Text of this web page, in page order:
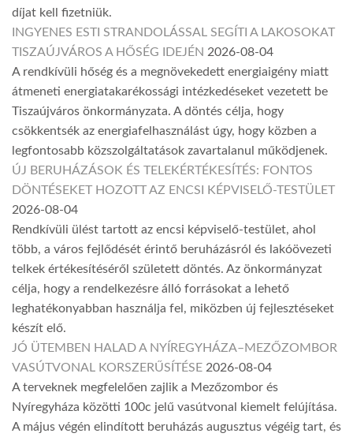
díjat kell fizetniük.
INGYENES ESTI STRANDOLÁSSAL SEGÍTI A LAKOSOKAT
TISZAÚJVÁROS A HŐSÉG IDEJÉN 2026-08-04
A rendkívüli hőség és a megnövekedett energiaigény miatt
átmeneti energiatakarékossági intézkedéseket vezetett be
Tiszaújváros önkormányzata. A döntés célja, hogy
csökkentsék az energiafelhasználást úgy, hogy közben a
legfontosabb közszolgáltatások zavartalanul működjenek.
ÚJ BERUHÁZÁSOK ÉS TELEKÉRTÉKESÍTÉS: FONTOS
DÖNTÉSEKET HOZOTT AZ ENCSI KÉPVISELŐ-TESTÜLET
2026-08-04
Rendkívüli ülést tartott az encsi képviselő-testület, ahol
több, a város fejlődését érintő beruházásról és lakóövezeti
telkek értékesítéséről született döntés. Az önkormányzat
célja, hogy a rendelkezésre álló forrásokat a lehető
leghatékonyabban használja fel, miközben új fejlesztéseket
készít elő.
JÓ ÜTEMBEN HALAD A NYÍREGYHÁZA–MEZŐZOMBOR
VASÚTVONAL KORSZERŰSÍTÉSE 2026-08-04
A terveknek megfelelően zajlik a Mezőzombor és
Nyíregyháza közötti 100c jelű vasútvonal kiemelt felújítása.
A május végén elindított beruházás augusztus végéig tart, és